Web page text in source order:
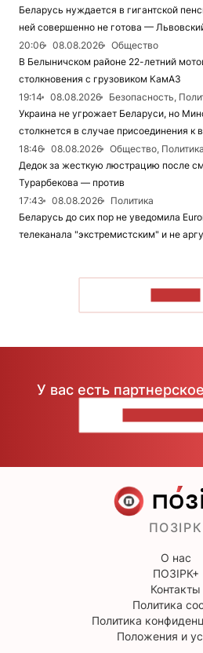
Беларусь нуждается в гигантской
ней совершенно не готова —
20:06
08.08.2026
Общество
В Белыничском районе 22-летний
столкновения с грузовиком КамАЗ
19:14
08.08.2026
Безопасность,
Украина не угрожает Беларуси, но
столкнется в случае присоединения
18:46
08.08.2026
Общество, Политика
Дедок за жесткую люстрацию после
Турарбекова — против
17:43
08.08.2026
Политика
Беларусь до сих пор не уведомила
телеканала "экстремистским" и не
У вас есть
ПОЗІРК
О нас
ПОЗІРК+
Контакты
Политика
Политика
Положения и